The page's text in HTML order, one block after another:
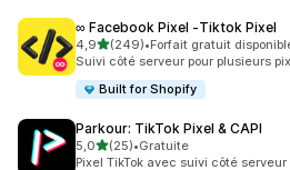
∞ Facebook Pixel ‑Tiktok Pixel
4,9étoile(s) sur 5
(249)
249 avis au total
•Forfait gratuit
Suivi côté serveur pour plusieurs
Built for Shopify
Parkour: TikTok Pixel & CAPI
5,0étoile(s) sur 5
(25)
25 avis au total
•Gratuite
Pixel TikTok avec suivi côté serveur